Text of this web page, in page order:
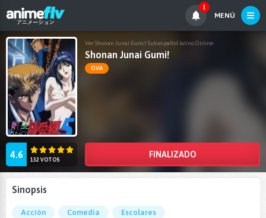
1
MENÚ
Ver Shonan Junai Gumi! Sub español latino Online
Shonan Junai Gumi!
OVA
4.6 132 VOTOS
FINALIZADO
Sinopsis
Acción Comedia Escolares